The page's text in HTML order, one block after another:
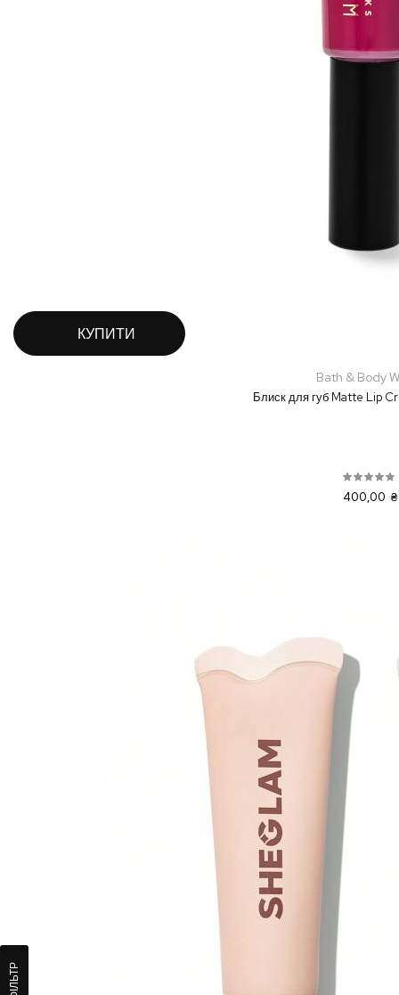
КУПИТИ
Bath & Body
Блиск для губ Matte Lip
400,00 ₴
ФІЛЬТР